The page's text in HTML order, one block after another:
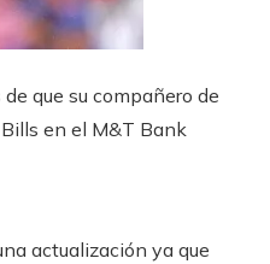
que su compañero de
en el M&T Bank
actualización ya que